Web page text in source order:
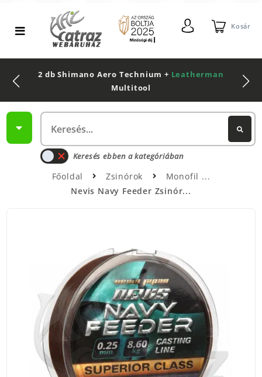
Kosár
2 db Shimano Aero Technium + Leatherman
Multitool
Keresés ebben a kategóriában
Főoldal Zsinórok
Monofil
Nevis Navy Feeder Zsinór...